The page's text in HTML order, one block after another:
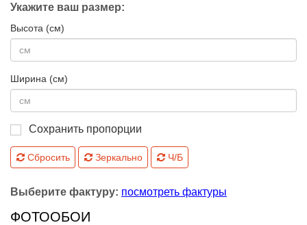
Укажите ваш размер:
Высота (см)
Ширина (см)
Сохранить пропорции
Сбросить Зеркально Ч/Б
Выберите фактуру: посмотреть фактуры
ФОТООБОИ